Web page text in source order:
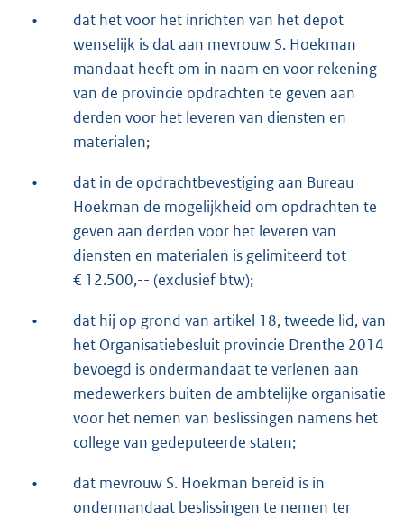
•
dat het voor het inrichten van het depot
wenselijk is dat aan mevrouw S. Hoekman
mandaat heeft om in naam en voor rekening
van de provincie opdrachten te geven aan
derden voor het leveren van diensten en
materialen;
•
dat in de opdrachtbevestiging aan Bureau
Hoekman de mogelijkheid om opdrachten te
geven aan derden voor het leveren van
diensten en materialen is gelimiteerd tot
€ 12.500,-- (exclusief btw);
•
dat hij op grond van artikel 18, tweede lid, van
het Organisatiebesluit provincie Drenthe 2014
bevoegd is ondermandaat te verlenen aan
medewerkers buiten de ambtelijke organisatie
voor het nemen van beslissingen namens het
college van gedeputeerde staten;
•
dat mevrouw S. Hoekman bereid is in
ondermandaat beslissingen te nemen ter